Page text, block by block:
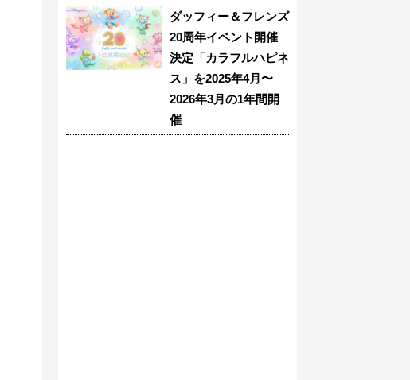
ダッフィー＆フレンズ
20周年イベント開催
決定「カラフルハピネ
ス」を2025年4月〜
2026年3月の1年間開
催